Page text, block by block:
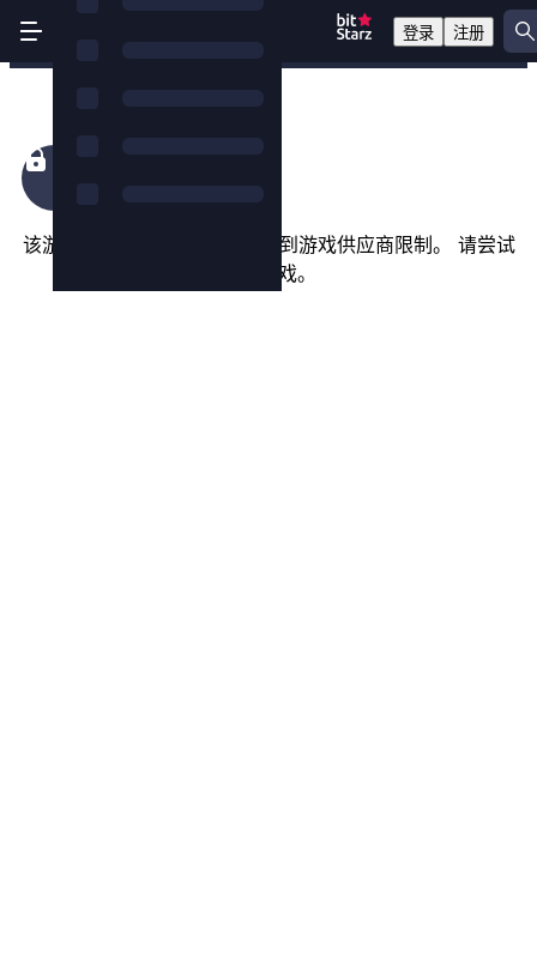
登录 注册
该游戏在您所在的国家/地区受到游戏供应商限制。 请尝试
以下游戏。